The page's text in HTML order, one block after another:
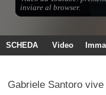
SCHEDA Video
Gabriele Santoro